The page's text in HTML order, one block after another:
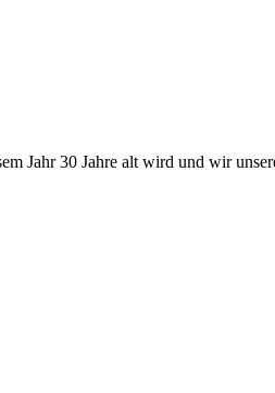
Jahr 30 Jahre alt wird und wir